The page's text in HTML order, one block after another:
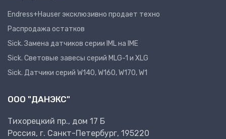
Endress+Hauser эксклюзивно продает техно
Распродажа остатков
Sick. Замена датчиков серии IML на IME
Sick. Световые завесы серий MLG-1 и XLG
Sick. Датчики серий W140, W160, W170, W1
ООО "ДАНЭКС"
Тихорецкий пр., дом 17 Б
Россия, г. Санкт-Петербург, 195220